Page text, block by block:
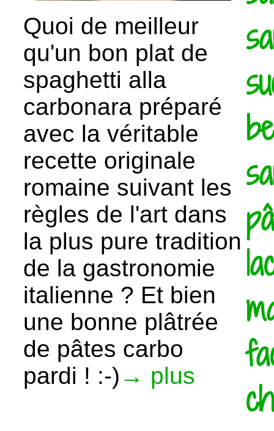
Quoi de meilleur
qu'un bon plat de
spaghetti alla
carbonara préparé
avec la véritable
recette originale
romaine suivant les
règles de l'art dans
la plus pure tradition
de la gastronomie
italienne ? Et bien
une bonne plâtrée
de pâtes carbo
pardi ! :-) → plus